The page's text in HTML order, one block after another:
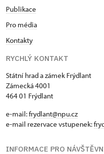
Publikace
Pro média
Kontakty
RYCHLÝ KONTAKT
Státní hrad a zámek Frýdlant
Zámecká 4001
464 01 Frýdlant
e-mail:frydlant@npu.cz
e-mail rezervace vstupenek:
INFORMACE PRO